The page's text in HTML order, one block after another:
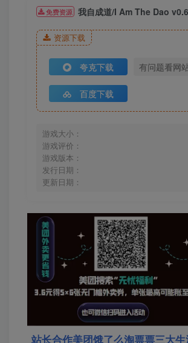
免费资源 我自成道/I Am The Dao
资源下载
夸克下载 有问题看网
百度下载
游戏大小：
游戏评价：
游戏版本：
发行日期：
更新日期：
站长合作美团饿了么淘票票三大